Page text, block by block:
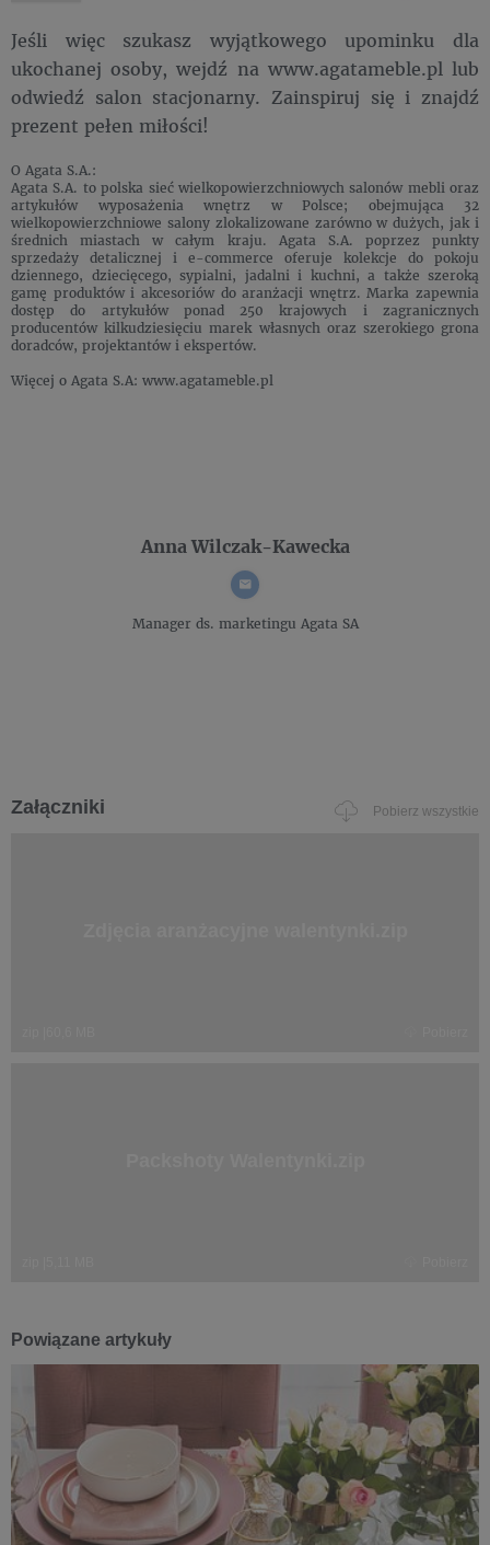
Jeśli więc szukasz wyjątkowego upominku dla
ukochanej osoby, wejdź na www.agatameble.pl lub
odwiedź salon stacjonarny. Zainspiruj się i znajdź
prezent pełen miłości!
O Agata S.A.:
Agata S.A. to polska sieć wielkopowierzchniowych salonów mebli oraz
artykułów wyposażenia wnętrz w Polsce; obejmująca 32
wielkopowierzchniowe salony zlokalizowane zarówno w dużych, jak i
średnich miastach w całym kraju. Agata S.A. poprzez punkty
sprzedaży detalicznej i e-commerce oferuje kolekcje do pokoju
dziennego, dziecięcego, sypialni, jadalni i kuchni, a także szeroką
gamę produktów i akcesoriów do aranżacji wnętrz. Marka zapewnia
dostęp do artykułów ponad 250 krajowych i zagranicznych
producentów kilkudziesięciu marek własnych oraz szerokiego grona
doradców, projektantów i ekspertów.
Więcej o Agata S.A: www.agatameble.pl
Anna Wilczak-Kawecka
Manager ds. marketingu Agata SA
Załączniki Pobierz wszystkie
Powiązane artykuły